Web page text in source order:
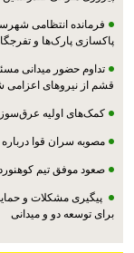
فرمانده انتظامی
پاکسازی پارک‌ها و
تداوم حضور میدانی
قشم از نیروهای اعزامی
کمک‌های اولیه عرق‌سوز
مصوبه سران قوا درباره
صعود موفق تیم کوهنوردی بختگان
پیگیری مشکلات و
برای توسعه دو و میدانی